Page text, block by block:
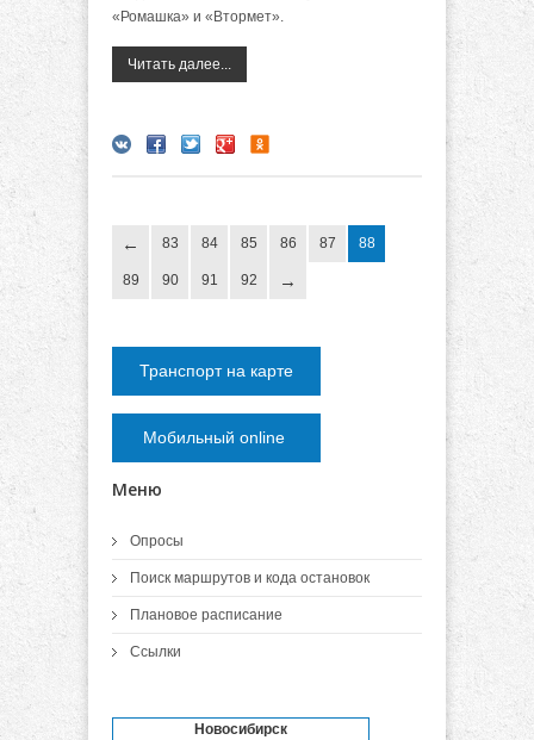
«Ромашка» и «Втормет».
Читать далее...
83 84 85 86 87 88
89 90 91 92
Транспорт на карте
Мобильный online
Меню
Опросы
Поиск маршрутов и кода остановок
Плановое расписание
Ссылки
Новосибирск